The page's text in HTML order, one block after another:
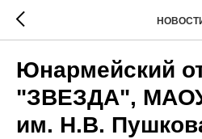
Юнармейский
"ЗВЕЗДА",
им. Н.В.